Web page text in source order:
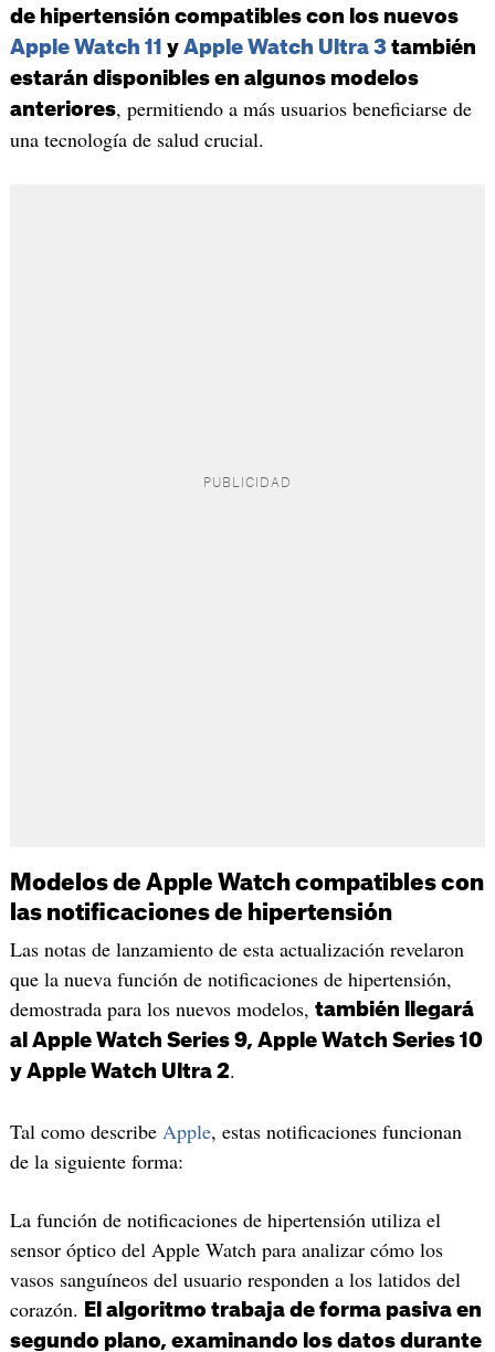
de hipertensión compatibles con los nuevos
Apple Watch 11 y Apple Watch Ultra 3también
estarán disponibles en algunos modelos
anteriores, permitiendo a más usuarios beneficiarse de
una tecnología de salud crucial.
Modelos de Apple Watch compatibles con
las notificaciones de hipertensión
Las notas de lanzamiento de esta actualización revelaron
que la nueva función de notificaciones de hipertensión,
demostrada para los nuevos modelos, también llegará
al Apple Watch Series 9, Apple Watch Series 10
y Apple Watch Ultra 2.
Tal como describe Apple, estas notificaciones funcionan
de la siguiente forma:
La función de notificaciones de hipertensión utiliza el
sensor óptico del Apple Watch para analizar cómo los
vasos sanguíneos del usuario responden a los latidos del
corazón.
El algoritmo trabaja de forma pasiva en
segundo plano, examinando los datos durante